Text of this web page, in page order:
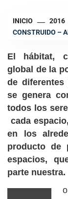
INICIO 2016
CONSTRUIDO –
El hábitat,
global de la
de
se genera
todos los
cada
en los
producto de
espacios,
parte nuestra.